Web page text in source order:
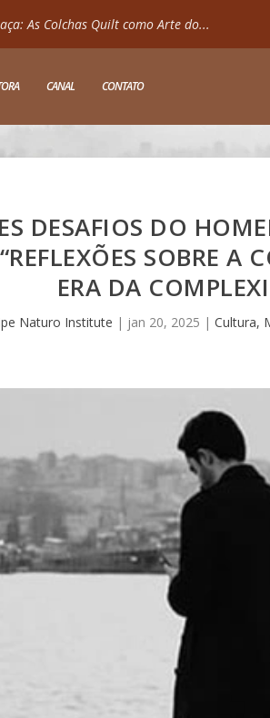
As Colchas Quilt como Arte do...
CANAL CONTATO
DESAFIOS DO
SOBRE
ERA DA
Naturo Institute | jan 20, 2025 |Cultura,